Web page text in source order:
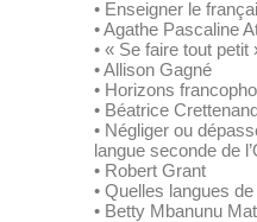
• Enseigner le
• Agathe Pascaline
• « Se faire tout petit
• Allison Gagné
• Horizons
• Béatrice
• Négliger ou
langue seconde de
• Robert Grant
• Quelles langues
• Betty Mbanunu